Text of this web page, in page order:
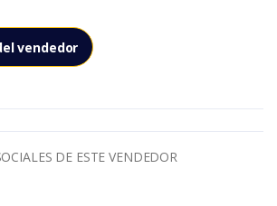
vendedor
DE ESTE VENDEDOR